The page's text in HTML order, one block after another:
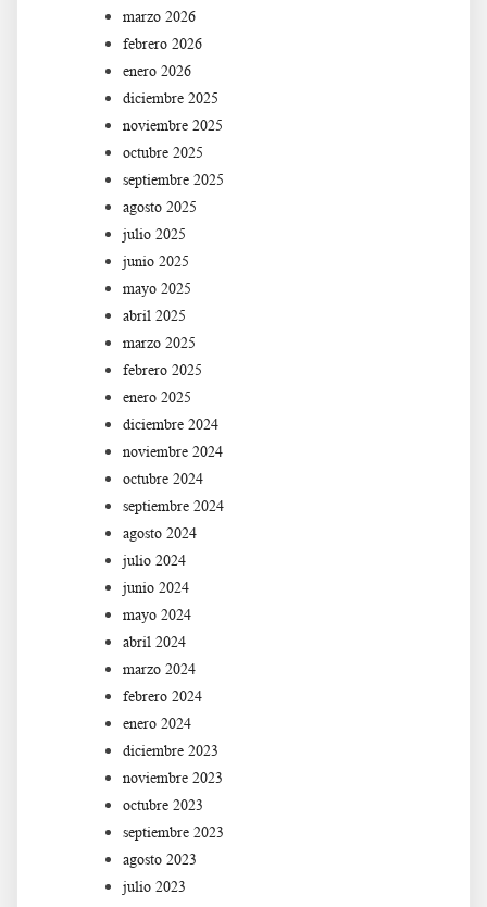
marzo 2026
febrero 2026
enero 2026
diciembre 2025
noviembre 2025
octubre 2025
septiembre 2025
agosto 2025
julio 2025
junio 2025
mayo 2025
abril 2025
marzo 2025
febrero 2025
enero 2025
diciembre 2024
noviembre 2024
octubre 2024
septiembre 2024
agosto 2024
julio 2024
junio 2024
mayo 2024
abril 2024
marzo 2024
febrero 2024
enero 2024
diciembre 2023
noviembre 2023
octubre 2023
septiembre 2023
agosto 2023
julio 2023